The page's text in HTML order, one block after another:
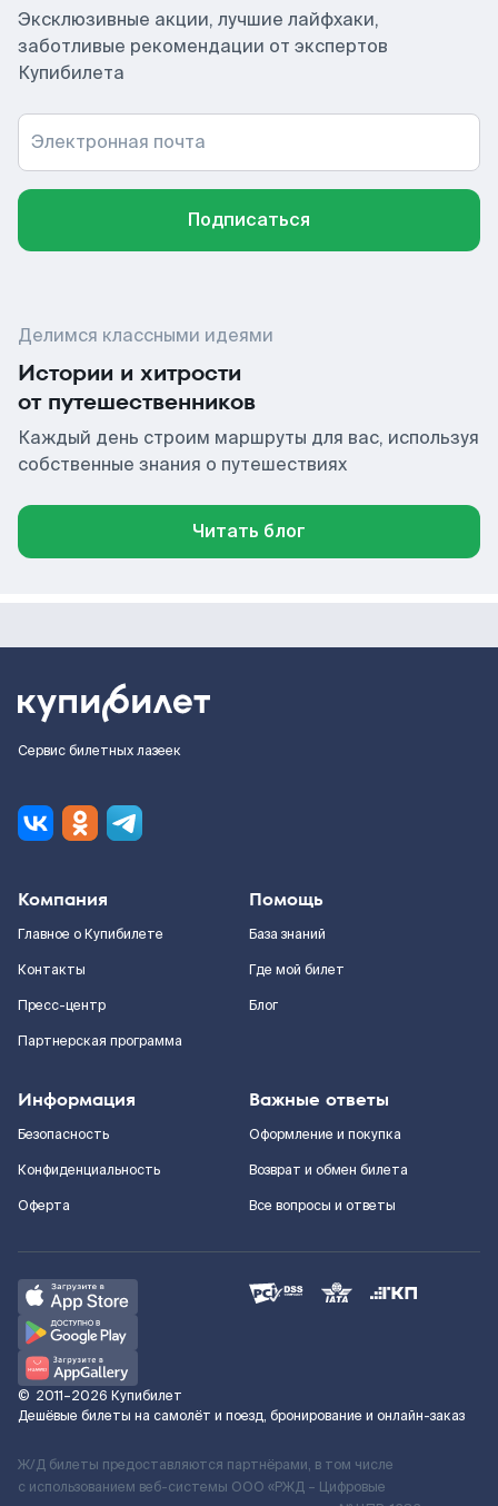
Эксклюзивные акции, лучшие лайфхаки,
заботливые рекомендации от экспертов
Купибилета
Электронная почта
Подписаться
Делимся классными идеями
Истории и хитрости
от путешественников
Каждый день строим маршруты для вас, используя
собственные знания о путешествиях
Читать блог
Сервис билетных лазеек
Компания
Главное о Купибилете
Контакты
Пресс-центр
Партнерская программа
Помощь
База знаний
Где мой билет
Блог
Информация
Безопасность
Конфиденциальность
Оферта
Важные ответы
Оформление и покупка
Возврат и обмен билета
Все вопросы и ответы
© 2011–2026 Купибилет
Дешёвые билеты на самолёт и поезд, бронирование и онлайн-заказ
Ж/Д билеты предоставляются партнёрами, в том числе
с использованием веб-системы ООО «РЖД – Цифровые